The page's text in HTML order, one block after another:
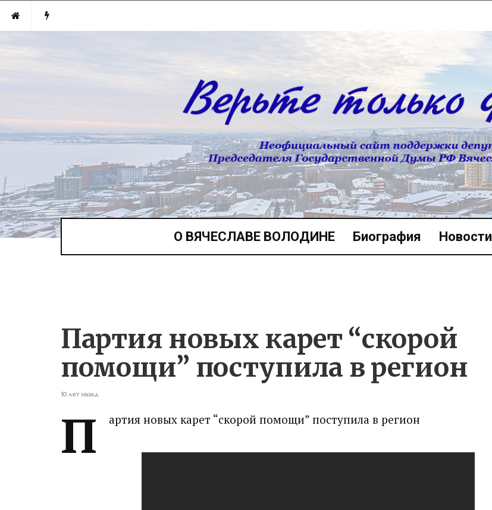
О ВЯЧЕСЛАВЕ ВОЛОДИНЕ Биография Новости
Партия новых карет “скорой
помощи” поступила в регион
10 лет назад
П артия новых карет “скорой помощи” поступила в регион